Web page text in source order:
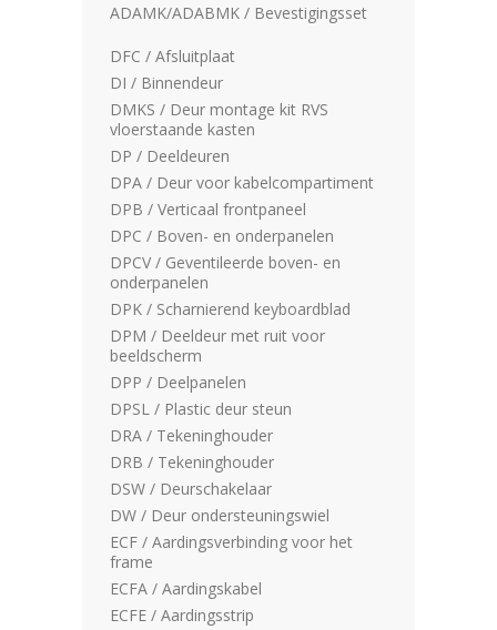
ADAMK/ADABMK / Bevestigingsset
DFC / Afsluitplaat
DI / Binnendeur
DMKS / Deur montage kit RVS
vloerstaande kasten
DP / Deeldeuren
DPA / Deur voor kabelcompartiment
DPB / Verticaal frontpaneel
DPC / Boven- en onderpanelen
DPCV / Geventileerde boven- en
onderpanelen
DPK / Scharnierend keyboardblad
DPM / Deeldeur met ruit voor
beeldscherm
DPP / Deelpanelen
DPSL / Plastic deur steun
DRA / Tekeninghouder
DRB / Tekeninghouder
DSW / Deurschakelaar
DW / Deur ondersteuningswiel
ECF / Aardingsverbinding voor het
frame
ECFA / Aardingskabel
ECFE / Aardingsstrip